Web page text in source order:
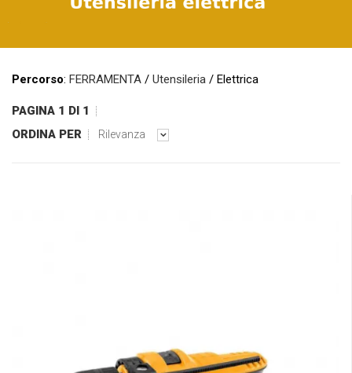
Percorso: FERRAMENTA / Utensileria / Elettrica
PAGINA 1 DI 1
ORDINA PER
Rilevanza